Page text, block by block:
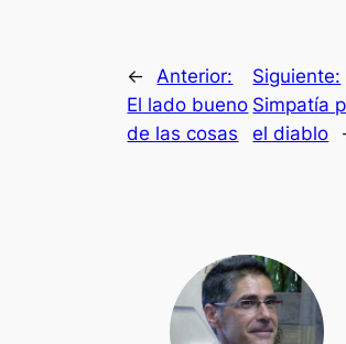
←
Anterior:
El lado bueno
de las cosas
Siguiente:
Simpatía
el diablo